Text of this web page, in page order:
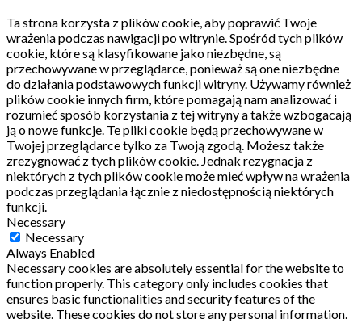
Ta strona korzysta z plików cookie, aby poprawić Twoje
wrażenia podczas nawigacji po witrynie.Spośród tych plików
cookie, które są klasyfikowane jako niezbędne, są
przechowywane w przeglądarce, ponieważ są one niezbędne
do działania podstawowych funkcji witryny. Używamy również
plików cookie innych firm, które pomagają nam analizować i
rozumieć sposób korzystania z tej witryny a także wzbogacają
ją o nowe funkcje. Te pliki cookie będą przechowywane w
Twojej przeglądarce tylko za Twoją zgodą. Możesz także
zrezygnować z tych plików cookie. Jednak rezygnacja z
niektórych z tych plików cookie może mieć wpływ na wrażenia
podczas przeglądania łącznie z niedostępnością niektórych
funkcji.
Necessary
Necessary
Always Enabled
Necessary cookies are absolutely essential for the website to
function properly. This category only includes cookies that
ensures basic functionalities and security features of the
website. These cookies do not store any personal information.